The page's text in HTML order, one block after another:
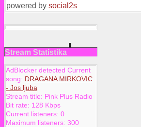
powered by social2s
Stream Statistika
AdBlocker detected Current
song: DRAGANA MIRKOVIC
- Jos ljuba
Stream title: Pink Plus Radio
Bit rate: 128 Kbps
Current listeners: 0
Maximum listeners: 300